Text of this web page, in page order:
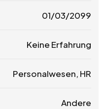
01/03/2099
Keine Erfahrung
Personalwesen, HR
Andere